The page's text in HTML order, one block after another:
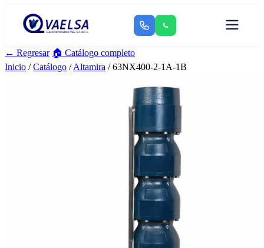
← Regresar 🏠 Catálogo completo
Inicio /Catálogo /Altamira / 63NX400-2-1A-1B